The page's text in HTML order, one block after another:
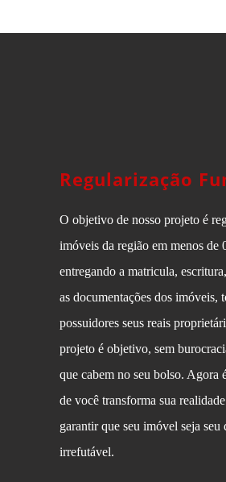
Regularização
O objetivo de nosso projeto é
imóveis da região em menos de
entregando a matricula,
as documentações dos imóveis,
possuidores seus reais
projeto é objetivo, sem
que cabem no seu bolso. Agora
de você transforma sua
garantir que seu imóvel seja seu
irrefutável.